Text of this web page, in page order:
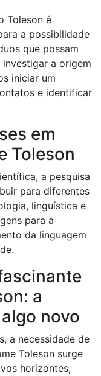
Toleson é
a possibilidade
que possam
a origem
iniciar um
e identificar
em
Toleson
a pesquisa
para diferentes
linguística e
para a
da linguagem
a
novo
a necessidade de
Toleson surge
horizontes,